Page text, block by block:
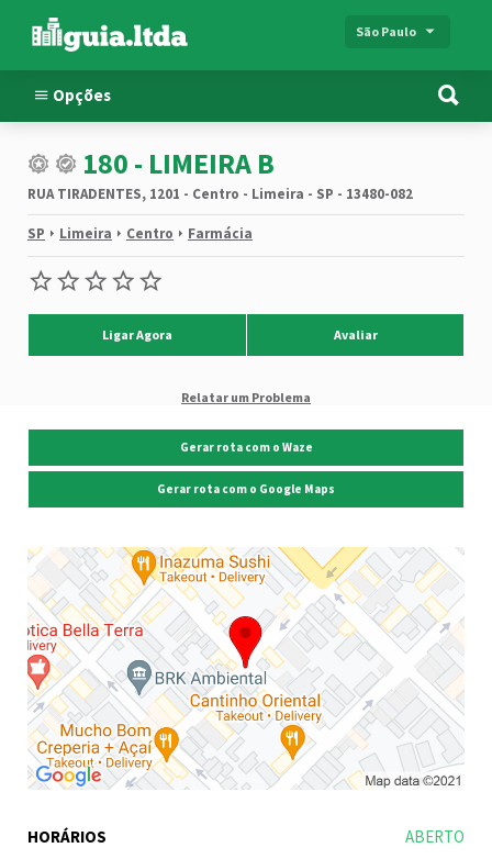
São Paulo
Opções
180 - LIMEIRA B
RUA TIRADENTES, 1201 - Centro - Limeira - SP - 13480-082
SP Limeira Centro Farmácia
Ligar Agora Avaliar
Relatar um Problema
Gerar rota com o Waze
Gerar rota com o Google Maps
HORÁRIOS ABERTO